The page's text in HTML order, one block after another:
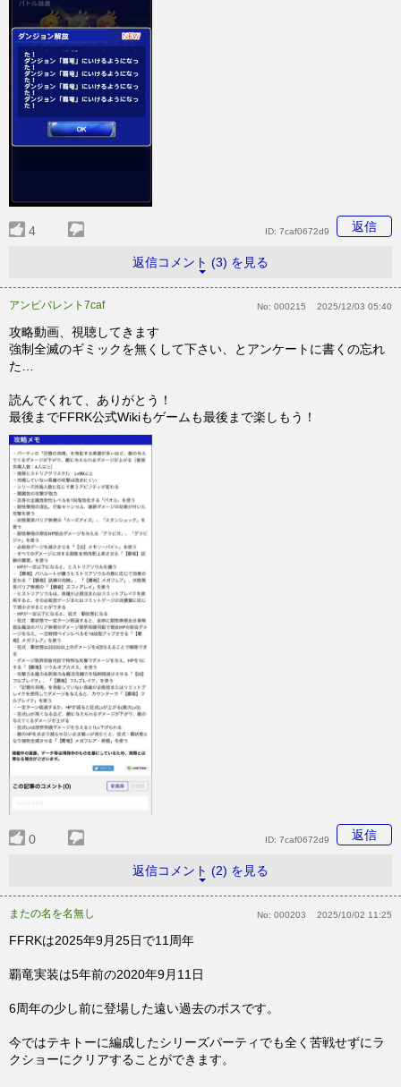
4 返信
ID: 7caf0672d9
返信コメント (3) を見る
アンビバレント7caf No: 000215 2025/12/03 05:40
攻略動画、視聴してきます
強制全滅のギミックを無くして下さい、とアンケートに書くの忘れ
た…
読んでくれて、ありがとう！
最後までFFRK公式Wikiもゲームも最後まで楽しもう！
0 返信
ID: 7caf0672d9
返信コメント (2) を見る
またの名を名無し No: 000203 2025/10/02 11:25
FFRKは2025年9月25日で11周年
覇竜実装は5年前の2020年9月11日
6周年の少し前に登場した遠い過去のボスです。
今ではテキトーに編成したシリーズパーティでも全く苦戦せずにラ
クショーにクリアすることができます。